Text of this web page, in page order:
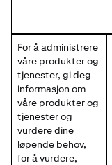
For å administrere
våre produkter og
tjenester, gi deg
informasjon om
våre produkter og
tjenester og
vurdere dine
løpende behov,
for å vurdere,